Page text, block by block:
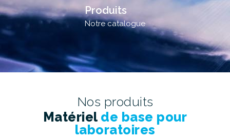
Produits
Notre catalogue
Nos produits
Matériel de base pour
laboratoires